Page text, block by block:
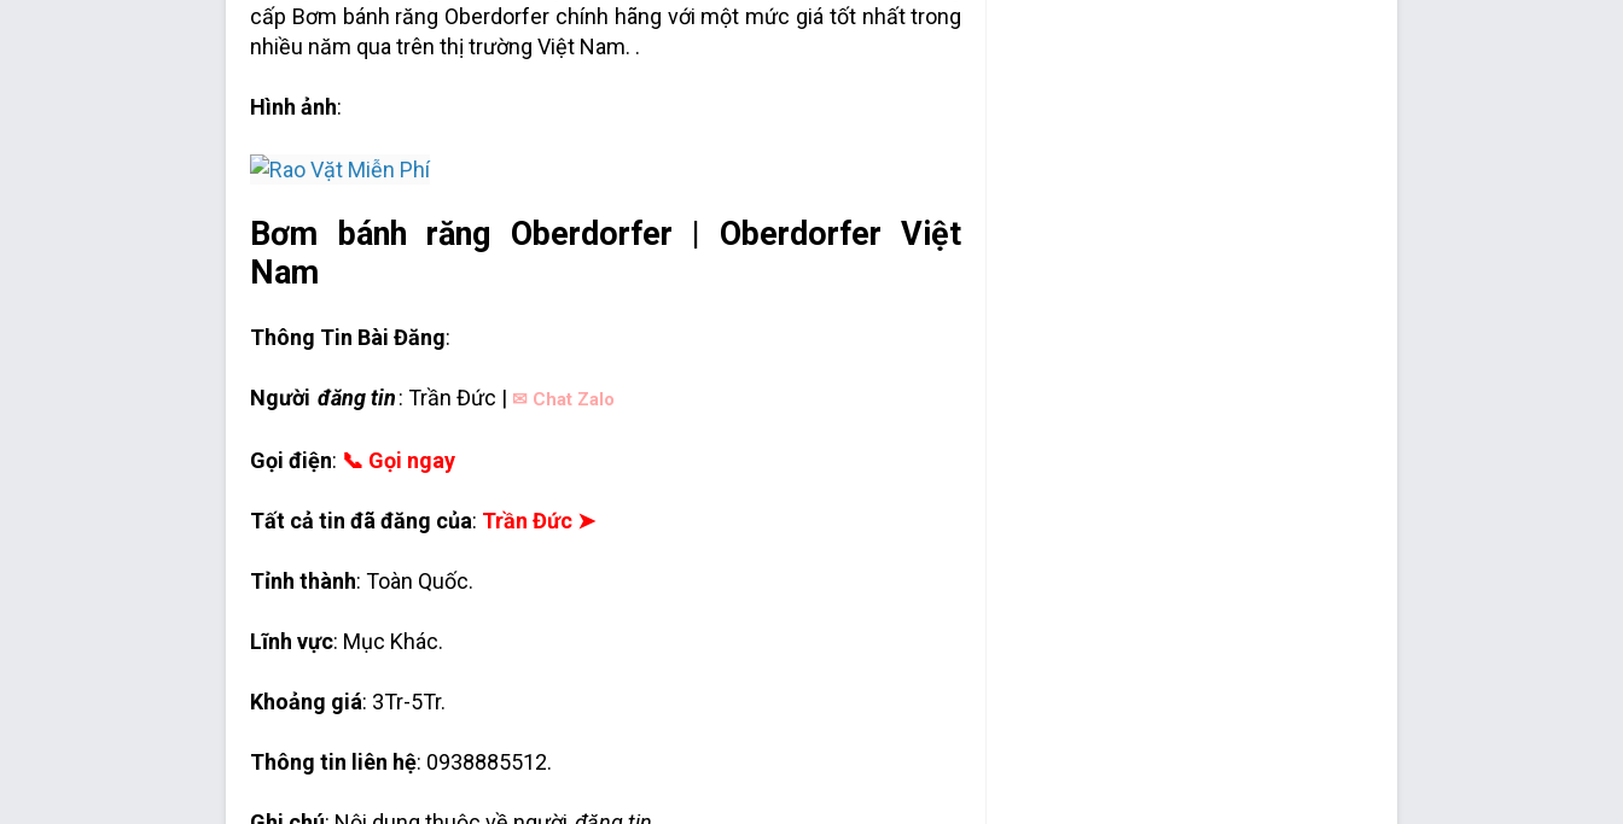
cấp Bơm bánh răng Oberdorfer chính hãng với một mức giá tốt nhất trong
nhiều năm qua trên thị trường Việt Nam. .
Hình ảnh:
Bơm bánh răng Oberdorfer | Oberdorfer Việt
Nam
Thông Tin Bài Đăng:
Người đăng tin: Trần Đức | ✉ Chat Zalo
Gọi điện: 📞 Gọi ngay
Tất cả tin đã đăng của: Trần Đức ➤
Tỉnh thành: Toàn Quốc.
Lĩnh vực: Mục Khác.
Khoảng giá: 3Tr-5Tr.
Thông tin liên hệ: 0938885512.